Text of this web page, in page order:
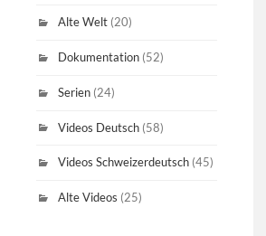
Alte Welt (20)
Dokumentation (52)
Serien (24)
Videos Deutsch (58)
Videos Schweizerdeutsch (45)
Alte Videos (25)